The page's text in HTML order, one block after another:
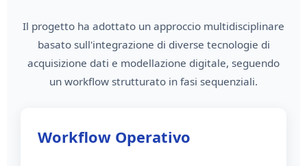
Il progetto ha adottato un approccio multidisciplinare
basato sull'integrazione di diverse tecnologie di
acquisizione dati e modellazione digitale, seguendo
un workflow strutturato in fasi sequenziali.
Workflow Operativo